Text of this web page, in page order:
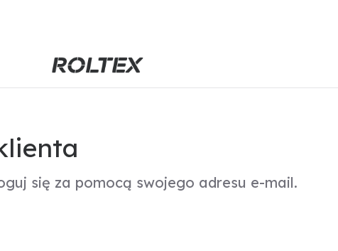
się za pomocą swojego adresu e-mail.